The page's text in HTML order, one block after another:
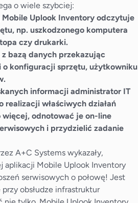
o wiele szybciej:
Uplook Inventory odczytuje
np. uszkodzonego komputera
czy drukarki.
bazą danych przekazując
konfiguracji sprzętu, użytkowniku
informacji administrator IT
realizacji właściwych działań
więcej, odnotować je on-line
i przydzielić zadanie
A+C Systems wykazały,
aplikacji Mobile Uplook Inventory
serwisowych o połowę! Jest
obsłudze infrastruktur